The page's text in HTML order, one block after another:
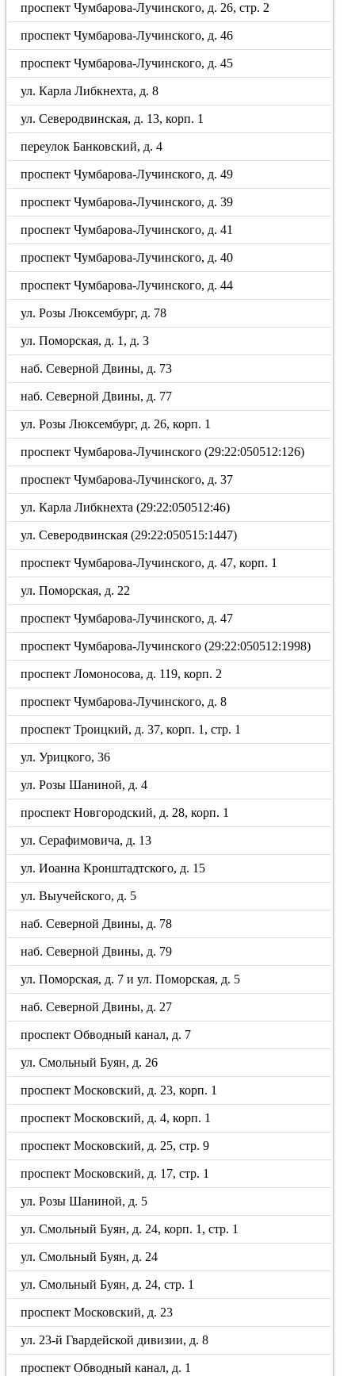
проспект Чумбарова-Лучинского, д. 26, стр. 2
проспект Чумбарова-Лучинского, д. 46
проспект Чумбарова-Лучинского, д. 45
ул. Карла Либкнехта, д. 8
ул. Северодвинская, д. 13, корп. 1
переулок Банковский, д. 4
проспект Чумбарова-Лучинского, д. 49
проспект Чумбарова-Лучинского, д. 39
проспект Чумбарова-Лучинского, д. 41
проспект Чумбарова-Лучинского, д. 40
проспект Чумбарова-Лучинского, д. 44
ул. Розы Люксембург, д. 78
ул. Поморская, д. 1, д. 3
наб. Северной Двины, д. 73
наб. Северной Двины, д. 77
ул. Розы Люксембург, д. 26, корп. 1
проспект Чумбарова-Лучинского (29:22:050512:126)
проспект Чумбарова-Лучинского, д. 37
ул. Карла Либкнехта (29:22:050512:46)
ул. Северодвинская (29:22:050515:1447)
проспект Чумбарова-Лучинского, д. 47, корп. 1
ул. Поморская, д. 22
проспект Чумбарова-Лучинского, д. 47
проспект Чумбарова-Лучинского (29:22:050512:1998)
проспект Ломоносова, д. 119, корп. 2
проспект Чумбарова-Лучинского, д. 8
проспект Троицкий, д. 37, корп. 1, стр. 1
ул. Урицкого, 36
ул. Розы Шаниной, д. 4
проспект Новгородский, д. 28, корп. 1
ул. Серафимовича, д. 13
ул. Иоанна Кронштадтского, д. 15
ул. Выучейского, д. 5
наб. Северной Двины, д. 78
наб. Северной Двины, д. 79
ул. Поморская, д. 7 и ул. Поморская, д. 5
наб. Северной Двины, д. 27
проспект Обводный канал, д. 7
ул. Смольный Буян, д. 26
проспект Московский, д. 23, корп. 1
проспект Московский, д. 4, корп. 1
проспект Московский, д. 25, стр. 9
проспект Московский, д. 17, стр. 1
ул. Розы Шаниной, д. 5
ул. Смольный Буян, д. 24, корп. 1, стр. 1
ул. Смольный Буян, д. 24
ул. Смольный Буян, д. 24, стр. 1
проспект Московский, д. 23
ул. 23-й Гвардейской дивизии, д. 8
проспект Обводный канал, д. 1